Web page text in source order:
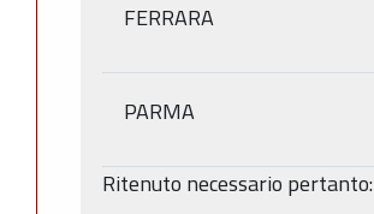
FERRARA
PARMA
Ritenuto necessario pertanto: